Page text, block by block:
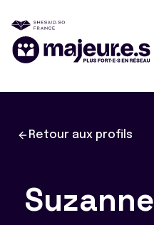
Retour aux profils
Suzanne